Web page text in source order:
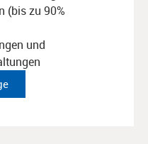
(bis zu 90%
und